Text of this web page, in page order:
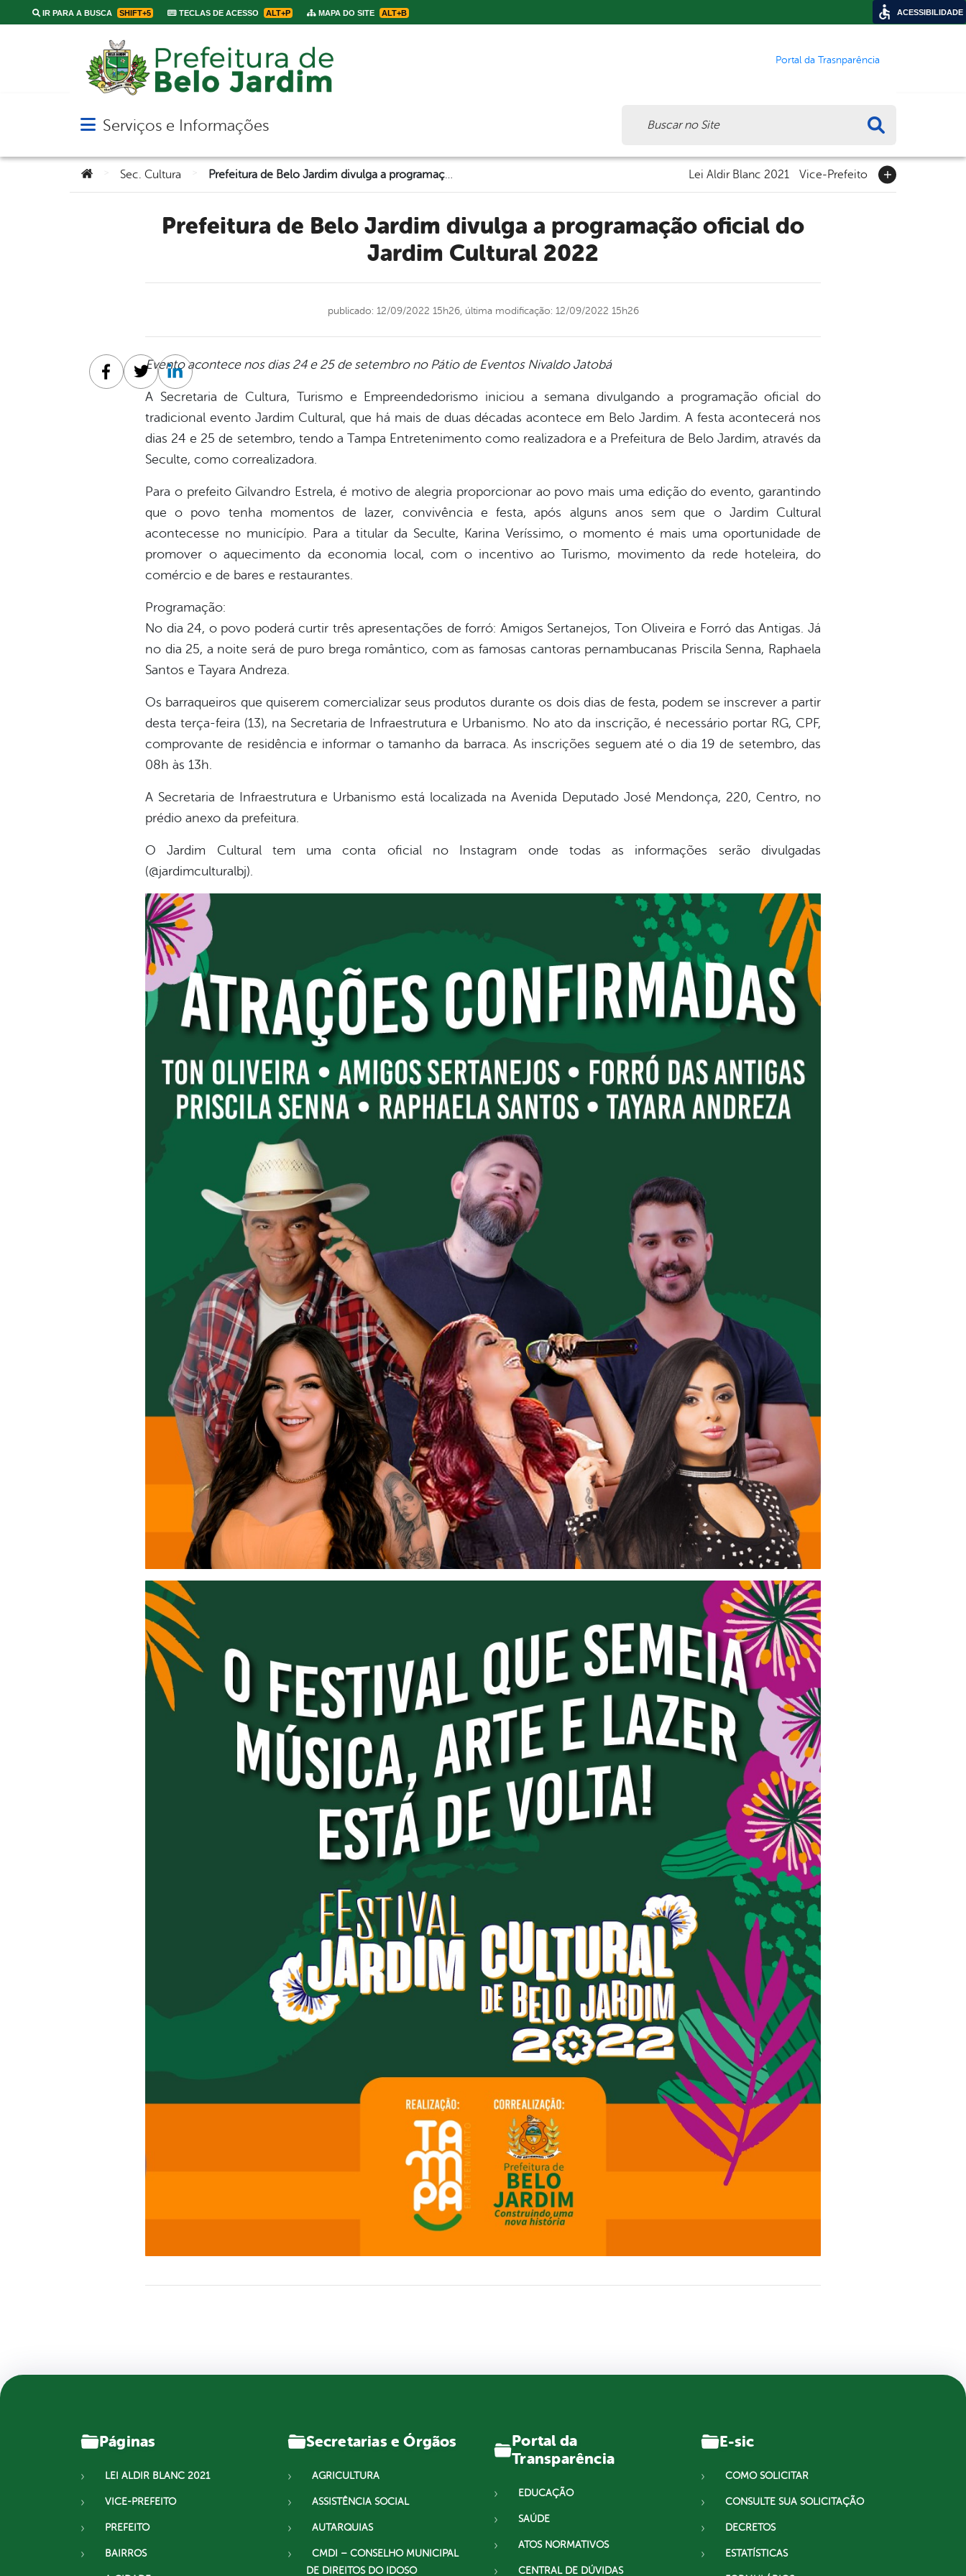
IR PARA A BUSCA SHIFT+5 TECLAS DE ACESSO ALT+P MAPA DO SITE ALT+B
Portal da Trasnparência
Abrir menu principal de navegação
Serviços e Informações
Você está aqui:
Sec. Cultura Lei Aldir Blanc 2021 Vice-Prefeito
Prefeitura de Belo Jardim divulga a programação oficial do
Jardim Cultural 2022
publicado: 12/09/2022 15h26, última modificação: 12/09/2022 15h26
Evento acontece nos dias 24 e 25 de setembro no Pátio de Eventos Nivaldo Jatobá
A Secretaria de Cultura, Turismo e Empreendedorismo iniciou a semana divulgando a programação oficial do
tradicional evento Jardim Cultural, que há mais de duas décadas acontece em Belo Jardim. A festa acontecerá nos
dias 24 e 25 de setembro, tendo a Tampa Entretenimento como realizadora e a Prefeitura de Belo Jardim, através da
Seculte, como correalizadora.
Para o prefeito Gilvandro Estrela, é motivo de alegria proporcionar ao povo mais uma edição do evento, garantindo
que o povo tenha momentos de lazer, convivência e festa, após alguns anos sem que o Jardim Cultural
acontecesse no município. Para a titular da Seculte, Karina Veríssimo, o momento é mais uma oportunidade de
promover o aquecimento da economia local, com o incentivo ao Turismo, movimento da rede hoteleira, do
comércio e de bares e restaurantes.
Programação:
No dia 24, o povo poderá curtir três apresentações de forró: Amigos Sertanejos, Ton Oliveira e Forró das Antigas. Já
no dia 25, a noite será de puro brega romântico, com as famosas cantoras pernambucanas Priscila Senna, Raphaela
Santos e Tayara Andreza.
Os barraqueiros que quiserem comercializar seus produtos durante os dois dias de festa, podem se inscrever a partir
desta terça-feira (13), na Secretaria de Infraestrutura e Urbanismo. No ato da inscrição, é necessário portar RG, CPF,
comprovante de residência e informar o tamanho da barraca. As inscrições seguem até o dia 19 de setembro, das
08h às 13h.
A Secretaria de Infraestrutura e Urbanismo está localizada na Avenida Deputado José Mendonça, 220, Centro, no
prédio anexo da prefeitura.
O Jardim Cultural tem uma conta oficial no Instagram onde todas as informações serão divulgadas
(@jardimculturalbj).
Facebook
TwitterLinkedin
Páginas
LEI ALDIR BLANC 2021
VICE-PREFEITO
PREFEITO
BAIRROS
Secretarias e Órgãos
AGRICULTURA
ASSISTÊNCIA SOCIAL
AUTARQUIAS
CMDI – CONSELHO MUNICIPAL
DE DIREITOS DO IDOSO
Portal da
Transparência
EDUCAÇÃO
SAÚDE
ATOS NORMATIVOS
CENTRAL DE DÚVIDAS
E-sic
COMO SOLICITAR
CONSULTE SUA SOLICITAÇÃO
DECRETOS
ESTATÍSTICAS
ACESSIBILIDADE